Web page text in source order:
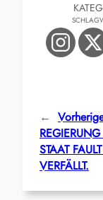
←
STAAT
VERFÄLLT.